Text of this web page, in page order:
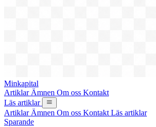
Minkapital
Artiklar Ämnen Om oss Kontakt
Läs artiklar
Artiklar Ämnen Om oss Kontakt Läs artiklar
Sparande